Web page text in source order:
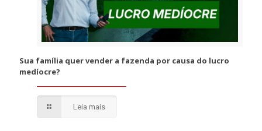
Sua família quer vender a fazenda por causa do lucro
medíocre?
Leia mais